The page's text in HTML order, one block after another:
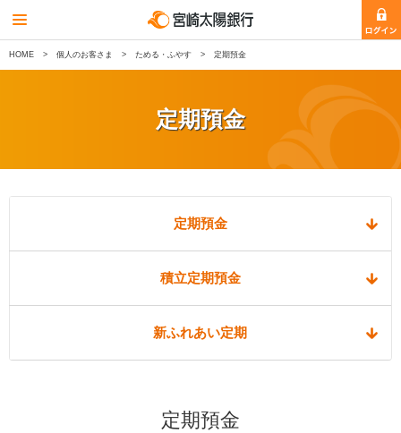
HOME 個人のお客さま ためる・ふやす 定期預金
定期預金
定期預金
積立定期預金
新ふれあい定期
定期預金